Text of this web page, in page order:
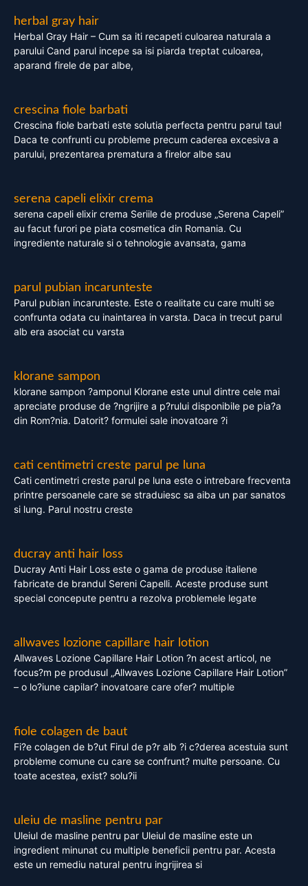
herbal gray hair
Herbal Gray Hair – Cum sa iti recapeti culoarea naturala a
parului Cand parul incepe sa isi piarda treptat culoarea,
aparand firele de par albe,
crescina fiole barbati
Crescina fiole barbati este solutia perfecta pentru parul tau!
Daca te confrunti cu probleme precum caderea excesiva a
parului, prezentarea prematura a firelor albe sau
serena capeli elixir crema
serena capeli elixir crema Seriile de produse „Serena Capeli”
au facut furori pe piata cosmetica din Romania. Cu
ingrediente naturale si o tehnologie avansata, gama
parul pubian incarunteste
Parul pubian incarunteste. Este o realitate cu care multi se
confrunta odata cu inaintarea in varsta. Daca in trecut parul
alb era asociat cu varsta
klorane sampon
klorane sampon ?amponul Klorane este unul dintre cele mai
apreciate produse de ?ngrijire a p?rului disponibile pe pia?a
din Rom?nia. Datorit? formulei sale inovatoare ?i
cati centimetri creste parul pe luna
Cati centimetri creste parul pe luna este o intrebare frecventa
printre persoanele care se straduiesc sa aiba un par sanatos
si lung. Parul nostru creste
ducray anti hair loss
Ducray Anti Hair Loss este o gama de produse italiene
fabricate de brandul Sereni Capelli. Aceste produse sunt
special concepute pentru a rezolva problemele legate
allwaves lozione capillare hair lotion
Allwaves Lozione Capillare Hair Lotion ?n acest articol, ne
focus?m pe produsul „Allwaves Lozione Capillare Hair Lotion”
– o lo?iune capilar? inovatoare care ofer? multiple
fiole colagen de baut
Fi?e colagen de b?ut Firul de p?r alb ?i c?derea acestuia sunt
probleme comune cu care se confrunt? multe persoane. Cu
toate acestea, exist? solu?ii
uleiu de masline pentru par
Uleiul de masline pentru par Uleiul de masline este un
ingredient minunat cu multiple beneficii pentru par. Acesta
este un remediu natural pentru ingrijirea si